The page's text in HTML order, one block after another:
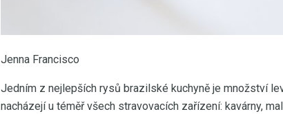
Jenna Francisco
Jedním z nejlepších rysů brazilské kuchyně je množství
nacházejí u téměř všech stravovacích zařízení: kavárny,